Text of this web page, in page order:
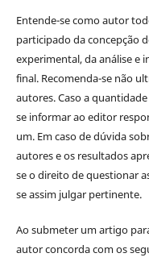
Entende-se como autor
participado da concepção
experimental, da análise e
final. Recomenda-se não
autores. Caso a
se informar ao editor
um. Em caso de dúvida
autores e os resultados
se o direito de questionar
se assim julgar pertinente.
Ao submeter um artigo
autor concorda com os